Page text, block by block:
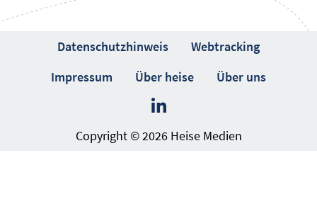
Datenschutzhinweis
Webtracking
Impressum
Über heise Über uns
Copyright © 2026 Heise Medien